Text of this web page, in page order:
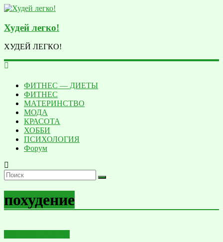
Худей легко!
ХУДЕЙ ЛЕГКО!
ФИТНЕС — ДИЕТЫ
ФИТНЕC
МАТЕРИНСТВО
МОДА
КРАСОТА
ХОББИ
ПСИХОЛОГИЯ
Форум
похудение